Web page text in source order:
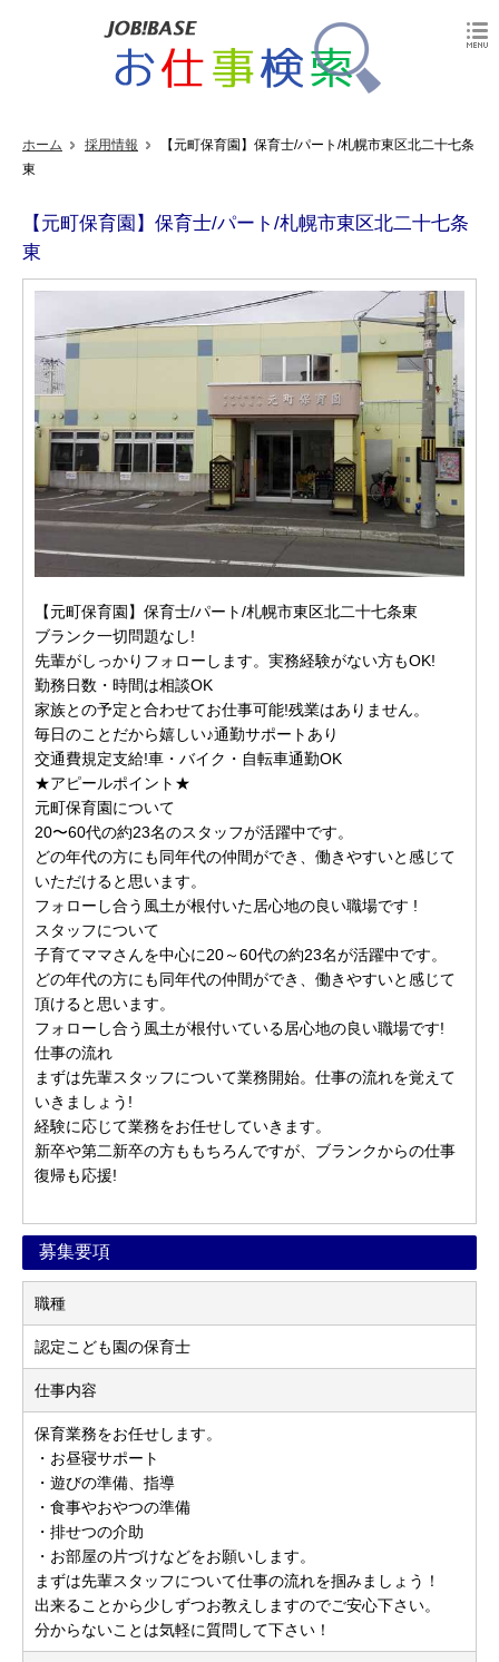
ホーム 採用情報
【元町保育園】保育士/パート/札幌市東区北二十七条
東
【元町保育園】保育士/パート/札幌市東区北二十七条
東
【元町保育園】保育士/パート/札幌市東区北二十七条東
ブランク一切問題なし!
先輩がしっかりフォローします。実務経験がない方もOK!
勤務日数・時間は相談OK
家族との予定と合わせてお仕事可能!残業はありません。
毎日のことだから嬉しい♪通勤サポートあり
交通費規定支給!車・バイク・自転車通勤OK
★アピールポイント★
元町保育園について
20〜60代の約23名のスタッフが活躍中です。
どの年代の方にも同年代の仲間ができ、働きやすいと感じて
いただけると思います。
フォローし合う風土が根付いた居心地の良い職場です !
スタッフについて
子育てママさんを中心に20～60代の約23名が活躍中です。
どの年代の方にも同年代の仲間ができ、働きやすいと感じて
頂けると思います。
フォローし合う風土が根付いている居心地の良い職場です!
仕事の流れ
まずは先輩スタッフについて業務開始。仕事の流れを覚えて
いきましょう!
経験に応じて業務をお任せしていきます。
新卒や第二新卒の方ももちろんですが、ブランクからの仕事
復帰も応援!
募集要項
職種
認定こども園の保育士
仕事内容
保育業務をお任せします。
・お昼寝サポート
・遊びの準備、指導
・食事やおやつの準備
・排せつの介助
・お部屋の片づけなどをお願いします。
まずは先輩スタッフについて仕事の流れを掴みましょう！
出来ることから少しずつお教えしますのでご安心下さい。
分からないことは気軽に質問して下さい！